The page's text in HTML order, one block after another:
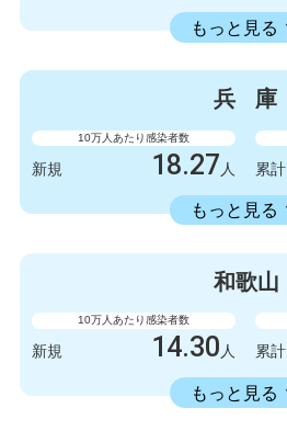
もっと見る
18413.86人
840人 新規
475063
兵 庫
10万人あたり感染者数
新規 18.27 人 累計
もっと見る
18353.34人
999人 新規
1003778
和歌山
10万人あたり感染者数
新規 14.30 人 累計
もっと見る
14336.11人